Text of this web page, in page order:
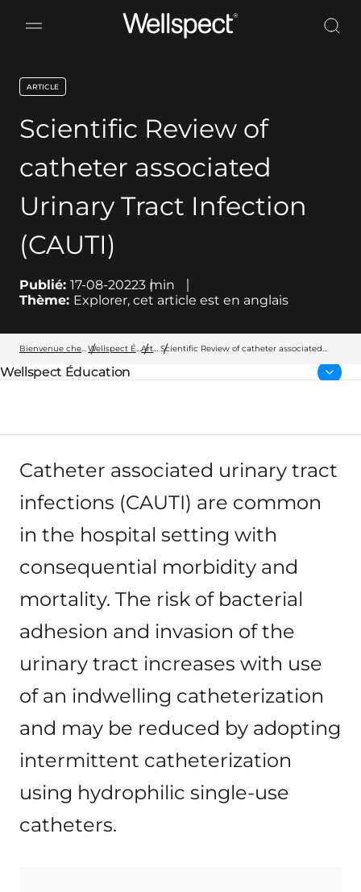
Wellspect
Scientific Review of
catheter associated
Urinary Tract Infection
(CAUTI)
key:global.content-type:
ARTICLE
Publié: 17-08-20223 min
Thème: Explorer, cet article est en anglais
Bienvenue chez Wellspect Wellspect Éducation Articles Scientific Review of catheter associated
Page parents:
Wellspect Éducation
Catheter associated urinary tract
infections (CAUTI) are common
in the hospital setting with
consequential morbidity and
mortality. The risk of bacterial
adhesion and invasion of the
urinary tract increases with use
of an indwelling catheterization
and may be reduced by adopting
intermittent catheterization
using hydrophilic single-use
catheters.